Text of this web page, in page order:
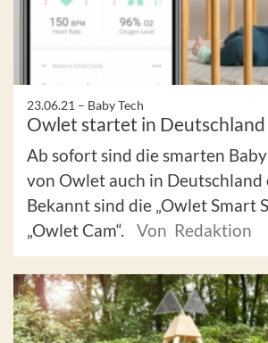
23.06.21 – Baby Tech
Owlet startet in Deutschland
Ab sofort sind die smarten
von Owlet auch in Deutschland
Bekannt sind die „Owlet Smart
„Owlet Cam“.
Von Redaktion